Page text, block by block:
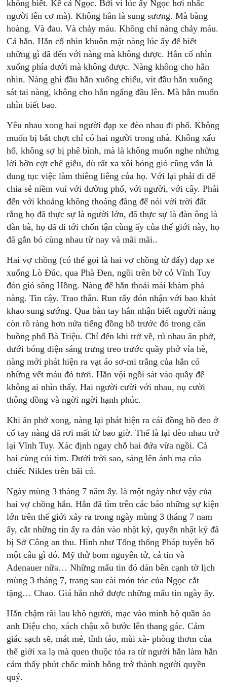
không biết. Kể cả Ngọc. Bởi vì lúc ấy Ngọc hơi nhấc
người lên cơ mà). Không hẳn là sung sương. Mà bàng
hoàng. Và đau. Và chảy máu. Không chỉ nàng chảy máu.
Cả hắn. Hắn cố nhìn khuôn mặt nàng lúc ấy để biết
những gì đã đến với nàng mà không được. Hắn cố nhìn
xuống phía dưới mà không được. Nàng không cho hắn
nhìn. Nàng ghì đầu hắn xuống chiếu, vít đầu hắn xuống
sát tai nàng, không cho hắn ngẩng đầu lên. Mà hắn muốn
nhìn biết bao.
Yêu nhau xong hai người đạp xe đèo nhau đi phố. Không
muốn bị bắt chợt chỉ có hai người trong nhà. Không xấu
hổ, không sợ bị phê bình, mà là không muốn nghe những
lời bỡn cợt chế giễu, dù rất xa xôi bóng gió cũng vẫn là
dung tục việc làm thiêng liêng của họ. Với lại phải đi để
chia sẻ niềm vui với đường phố, với người, với cây. Phải
đến với khoảng không thoáng đãng để nói với trời đất
rằng họ đã thực sự là người lớn, đã thực sự là đàn ông là
đàn bà, họ đã đi tới chốn tận cùng ấy của thế giới này, họ
đã gắn bó cùng nhau từ nay và mãi mãi..
Hai vợ chồng (có thể gọi là hai vợ chồng từ đấy) đạp xe
xuống Lò Đúc, qua Phà Đen, ngồi trên bờ cỏ Vĩnh Tuy
đón gió sông Hồng. Nàng để hắn thoải mái khám phá
nàng. Tin cậy. Trao thân. Run rẩy đón nhận với bao khát
khao sung sướng. Qua bàn tay hắn nhận biết người nàng
còn rõ ràng hơn nửa tiếng đồng hồ trước đó trong căn
buồng phố Bà Triệu. Chỉ đến khi trở về, rủ nhau ăn phở,
dưới bóng điện sáng trưng treo trước quầy phở vỉa hè,
nàng mới phát hiện ra vạt áo sơ-mi trắng của hắn có
những vết máu đỏ tươi. Hắn vội ngồi sát vào quầy để
không ai nhìn thấy. Hai người cười với nhau, nụ cười
thông đồng và ngời ngời hạnh phúc.
Khi ăn phở xong, nàng lại phát hiện ra cái đồng hồ đeo ở
cổ tay nàng đã rơi mất từ bao giờ. Thế là lại đèo nhau trở
lại Vĩnh Tuy. Xác định ngay chỗ hai đứa vừa ngồi. Cả
hai cùng cúi tìm. Dưới trời sao, sáng lên ánh mạ của
chiếc Nikles trên bãi cỏ.
Ngày mùng 3 tháng 7 năm ấy. là một ngày như vậy của
hai vợ chồng hắn. Hắn đã tìm trên các báo những sự kiện
lớn trên thế giới xảy ra trong ngày mùng 3 tháng 7 nam
ấy, cắt những tin ấy ra dán vào nhật ký, quyển nhật ký đã
bị Sở Công an thu. Hình như Tổng thống Pháp tuyên bố
một câu gì đó. Mỹ thử bom nguyên tử, cả tin và
Adenauer nữa… Những mẩu tin đó dán bên cạnh tờ lịch
mùng 3 tháng 7, trang sau cài món tóc của Ngọc cắt
tặng… Chao. Giá hắn nhớ được những mẩu tin ngày ấy.
Hắn chậm rãi lau khô người, mạc vào mình bộ quần áo
anh Diệu cho, xách chậu xô bước lên thang gác. Cảm
giác sạch sẽ, mát mẻ, tỉnh táo, mùi xà- phòng thơm của
thế giới xa lạ mà quen thuộc tỏa ra từ người hắn làm hắn
cảm thấy phút chốc mình bỗng trở thành người quyền
quý.